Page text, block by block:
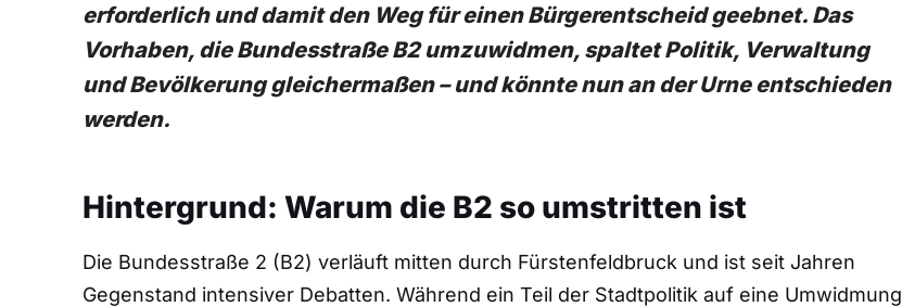
erforderlich und damit den Weg für einen Bürgerentscheid geebnet. Das
Vorhaben, die Bundesstraße B2 umzuwidmen, spaltet Politik, Verwaltung
und Bevölkerung gleichermaßen – und könnte nun an der Urne entschieden
werden.
Hintergrund: Warum die B2 so umstritten ist
Die Bundesstraße 2 (B2) verläuft mitten durch Fürstenfeldbruck und ist seit Jahren
Gegenstand intensiver Debatten. Während ein Teil der Stadtpolitik auf eine Umwidmung